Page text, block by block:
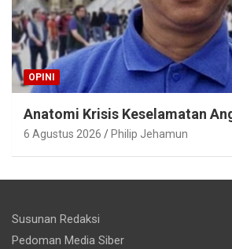
OPINI
Anatomi Krisis Keselamatan
6 Agustus 2026 Philip Jehamun
Susunan Redaksi
Pedoman Media Siber